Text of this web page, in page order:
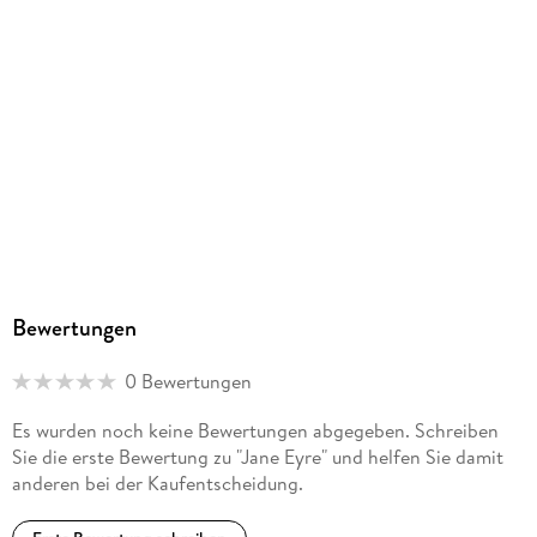
Bewertungen
0 Bewertungen
Es wurden noch keine Bewertungen abgegeben. Schreiben
Sie die erste Bewertung zu "Jane Eyre" und helfen Sie damit
anderen bei der Kaufentscheidung.